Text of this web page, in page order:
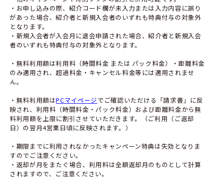
・お申し込みの際、紹介コード欄が未入力または入力内容に誤り
があった場合、紹介者と新規入会者のいずれも特典付与の対象外
となります。
・新規入会者が入会月に退会申請された場合、紹介者と新規入会
者のいずれも特典付与の対象外となります。
・無料利用額は利用料（時間料金 または パック料金）・距離料金
のみ適用され、超過料金・キャンセル料金等には適用されませ
ん。
・無料利用額はPCマイページでご確認いただける「請求書」に反
映され、利用料（時間料金・パック料金）および距離料金から無
料利用額を上限に割引させていただきます。（ご利用（ご返却
日）の翌月4営業日頃に反映されます。）
・期限までに利用されなかったキャンペーン特典は失効となりま
すのでご注意ください。
・返却が月をまたぐ場合、利用料は全額返却月のものとして計算
されますので、ご注意ください。